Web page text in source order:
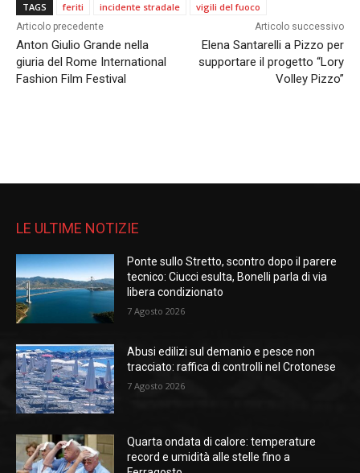
TAGS feriti incidente stradale vigili del fuoco
Articolo precedente
Anton Giulio Grande nella
giuria del Rome International
Fashion Film Festival
Articolo successivo
Elena Santarelli a Pizzo per
supportare il progetto “Lory
Volley Pizzo”
LE ULTIME NOTIZIE
Ponte sullo Stretto, scontro dopo il parere
tecnico: Ciucci esulta, Bonelli parla di via
libera condizionato
7 Agosto 2026
Abusi edilizi sul demanio e pesce non
tracciato: raffica di controlli nel Crotonese
7 Agosto 2026
Quarta ondata di calore: temperature
record e umidità alle stelle fino a